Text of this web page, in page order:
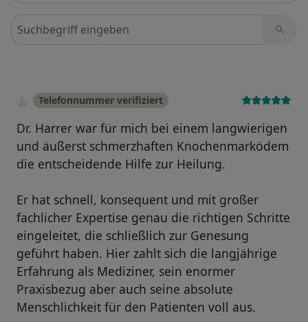
Bewertungen durchsuchen
Telefonnummer verifiziert
Dr. Harrer war für mich bei einem langwierigen
und äußerst schmerzhaften Knochenmarködem
die entscheidende Hilfe zur Heilung.
Er hat schnell, konsequent und mit großer
fachlicher Expertise genau die richtigen Schritte
eingeleitet, die schließlich zur Genesung
geführt haben. Hier zahlt sich die langjährige
Erfahrung als Mediziner, sein enormer
Praxisbezug aber auch seine absolute
Menschlichkeit für den Patienten voll aus.